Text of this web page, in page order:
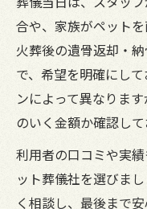
合や、家族がペットを
火葬後の遺骨返却・
で、希望を明確にし
ンによって異なりま
のいく金額か確認して
利用者の口コミや実
ット葬儀社を選びま
く相談し、最後まで